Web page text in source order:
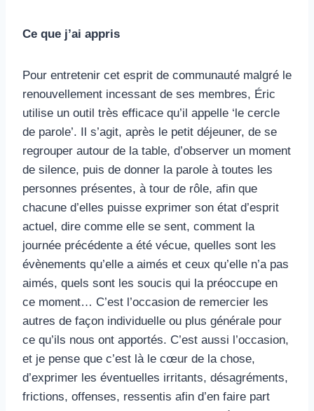
Ce que j’ai appris
Pour entretenir cet esprit de communauté malgré le
renouvellement incessant de ses membres, Éric
utilise un outil très efficace qu’il appelle ‘le cercle
de parole’. Il s’agit, après le petit déjeuner, de se
regrouper autour de la table, d’observer un moment
de silence, puis de donner la parole à toutes les
personnes présentes, à tour de rôle, afin que
chacune d’elles puisse exprimer son état d’esprit
actuel, dire comme elle se sent, comment la
journée précédente a été vécue, quelles sont les
évènements qu’elle a aimés et ceux qu’elle n’a pas
aimés, quels sont les soucis qui la préoccupe en
ce moment… C’est l’occasion de remercier les
autres de façon individuelle ou plus générale pour
ce qu’ils nous ont apportés. C’est aussi l’occasion,
et je pense que c’est là le cœur de la chose,
d’exprimer les éventuelles irritants, désagréments,
frictions, offenses, ressentis afin d’en faire part